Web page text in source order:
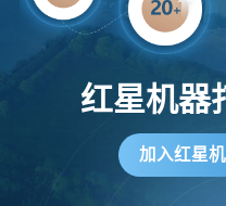
红星机器
加入红星